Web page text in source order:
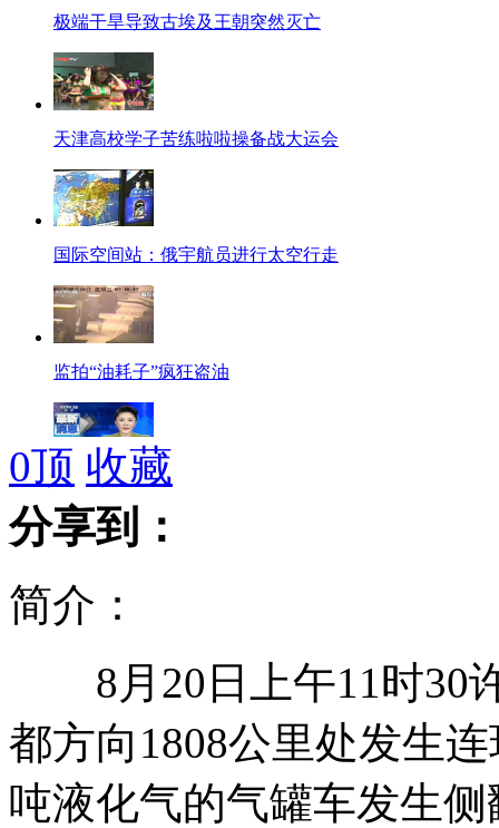
极端干旱导致古埃及王朝突然灭亡
天津高校学子苦练啦啦操备战大运会
国际空间站：俄宇航员进行太空行走
监拍“油耗子”疯狂盗油
埃塞俄比亚总理泽纳维去世
朝鲜多地强降雨 粮食产地受影响
最萌"电动哥"推着电动车上公交
0顶 收藏
分享到：
简介：
8月20日上午11时30
都方向1808公里处发生
吨液化气的气罐车发生